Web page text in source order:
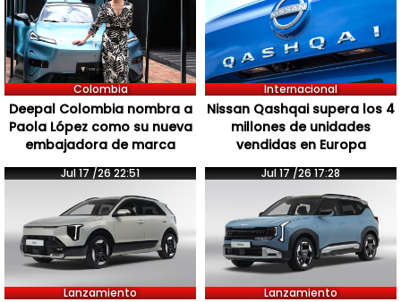
Colombia
Deepal Colombia nombra a
Paola López como su nueva
embajadora de marca
Internacional
Nissan Qashqai supera los 4
millones de unidades
vendidas en Europa
Jul 17 /26 22:51
Lanzamiento
Jul 17 /26 17:28
Lanzamiento